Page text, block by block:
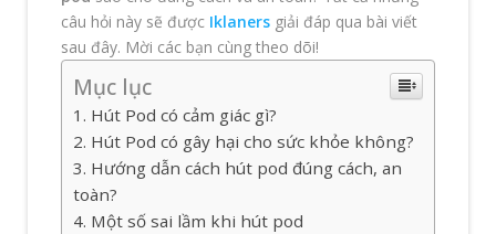
câu hỏi này sẽ được Iklaners giải đáp qua bài viết
sau đây. Mời các bạn cùng theo dõi!
Mục lục
Hút Pod có cảm giác gì?
Hút Pod có gây hại cho sức khỏe không?
Hướng dẫn cách hút pod đúng cách, an
toàn?
Một số sai lầm khi hút pod